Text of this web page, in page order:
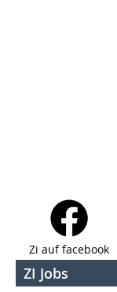
Zi auf facebook
ZI Jobs